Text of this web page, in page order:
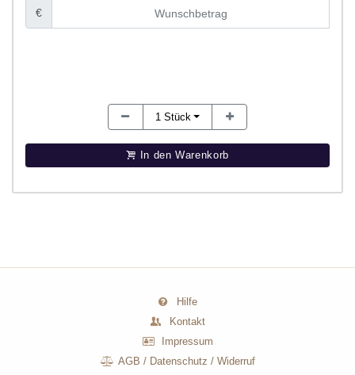
€
1 Stück
In den Warenkorb
Hilfe
Kontakt
Impressum
AGB / Datenschutz /Widerruf